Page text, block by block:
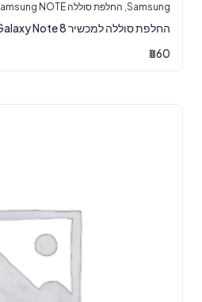
Samsung
, החלפת סוללה Samsung NOTE
החלפת סוללה למכשיר Galaxy Note 8
₪60